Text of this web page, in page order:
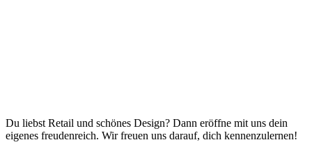
Du liebst Retail und schönes Design? Dann eröffne mit uns dein
eigenes freudenreich. Wir freuen uns darauf, dich kennenzulernen!